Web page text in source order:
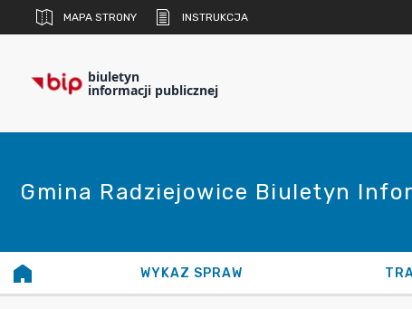
MAPA STRONY INSTRUKCJA
biuletyn
informacji publicznej
Gmina Radziejowice Biuletyn
WYKAZ SPRAW